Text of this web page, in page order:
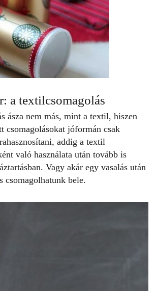
a textilcsomagolás
ásza nem más, mint a textil, hiszen
csomagolásokat jóformán csak
addig a textil
való használata után tovább is
Vagy akár egy vasalás után
csomagolhatunk bele.